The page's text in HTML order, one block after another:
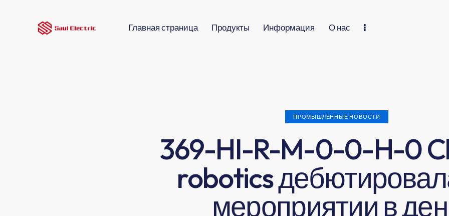
Главная страница Продукты Информация О нас
ПРОМЫШЛЕННЫЕ НОВОСТИ
369-HI-R-M-0-0-H-0
robotics
мероприятии в